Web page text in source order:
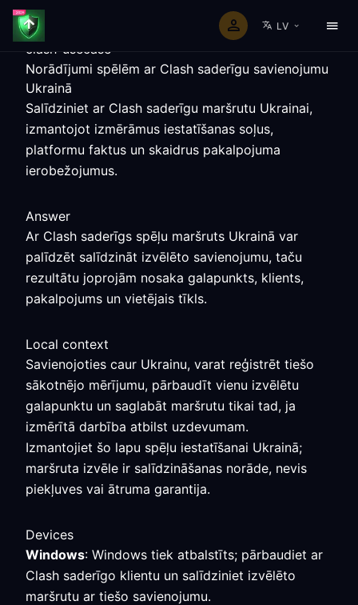
LV
clash-usecase
Norādījumi spēlēm ar Clash saderīgu savienojumu
Ukrainā
Salīdziniet ar Clash saderīgu maršrutu Ukrainai,
izmantojot izmērāmus iestatīšanas soļus,
platformu faktus un skaidrus pakalpojuma
ierobežojumus.
Answer
Ar Clash saderīgs spēļu maršruts Ukrainā var
palīdzēt salīdzināt izvēlēto savienojumu, taču
rezultātu joprojām nosaka galapunkts, klients,
pakalpojums un vietējais tīkls.
Local context
Savienojoties caur Ukrainu, varat reģistrēt tiešo
sākotnējo mērījumu, pārbaudīt vienu izvēlētu
galapunktu un saglabāt maršrutu tikai tad, ja
izmērītā darbība atbilst uzdevumam.
Izmantojiet šo lapu spēļu iestatīšanai Ukrainā;
maršruta izvēle ir salīdzināšanas norāde, nevis
piekļuves vai ātruma garantija.
Devices
Windows: Windows tiek atbalstīts; pārbaudiet ar
Clash saderīgo klientu un salīdziniet izvēlēto
maršrutu ar tiešo savienojumu.